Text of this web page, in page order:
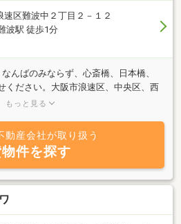
速区難波中２丁目２－１２
波駅 徒歩1分
んばのみならず、心斎橋、日本橋、
ください。大阪市浪速区、中央区、西
、デザイナーズ、貸家、店舗事務所、
様に、20時までに来店いただければご
住宅サービスNetWorkなんばパークス
いませ。
もっと見る
動産会社が取り扱う
件を探す